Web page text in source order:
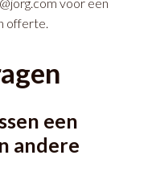
offerte.
een
andere